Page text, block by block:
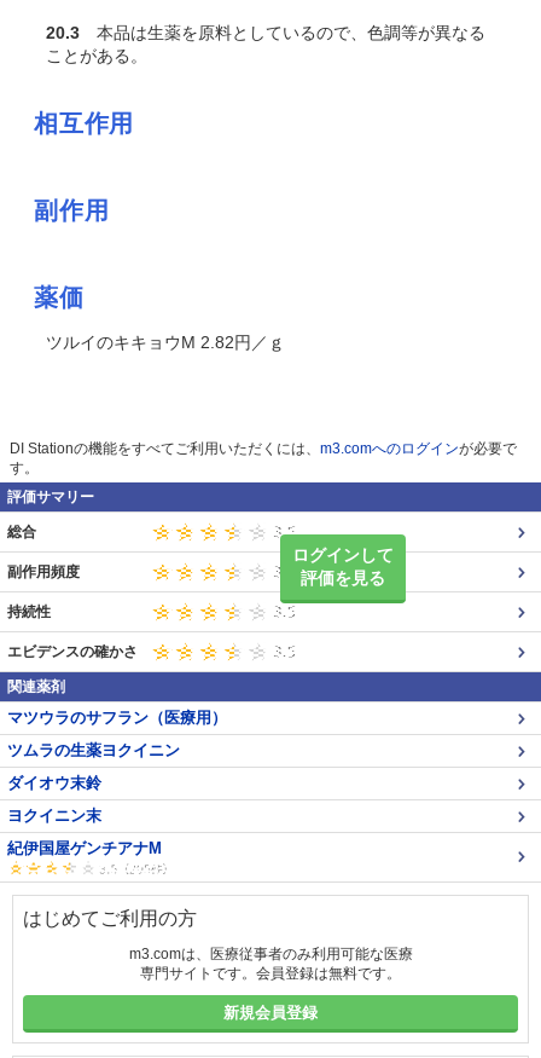
20.3 本品は生薬を原料としているので、色調等が異なる
ことがある。
相互作用
副作用
薬価
ツルイのキキョウM 2.82円／ｇ
DI Stationの機能をすべてご利用いただくには、 m3.comへのログインが必要で
す。
評価サマリー
ログインして
評価を見る
総合
副作用頻度
持続性
エビデンスの確かさ
関連薬剤
マツウラのサフラン（医療用）
ツムラの生薬ヨクイニン
ダイオウ末鈴
ヨクイニン末
紀伊国屋ゲンチアナM
はじめてご利用の方
m3.comは、医療従事者のみ利用可能な医療
専門サイトです。会員登録は無料です。
新規会員登録